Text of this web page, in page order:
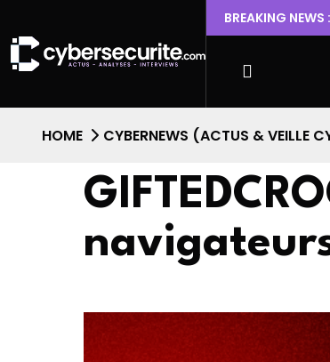
BREAKING NEWS :
l’escalade de privilèges et l’accès root
HOME CYBERNEWS (ACTUS & VEILLE